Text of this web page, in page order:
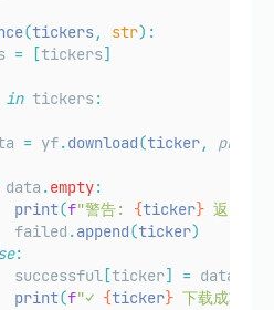
(tickers, str):
= [tickers]
in tickers:
= yf.download(ticker,
.empty:
print(f"警告: {ticker} 返回空
failed
.append(ticker)
:
successful
[ticker] = data
print(f"✓ {ticker} 下载成功"